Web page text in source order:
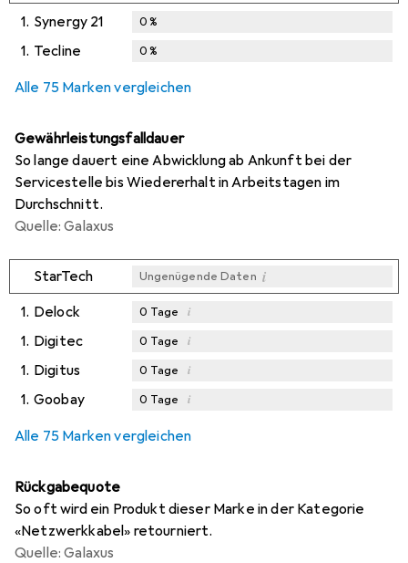
1. Synergy 21 0%
1. Tecline 0%
Alle 75 Marken vergleichen
Gewährleistungsfalldauer
So lange dauert eine Abwicklung ab Ankunft bei der
Servicestelle bis Wiedererhalt in Arbeitstagen im
Durchschnitt.
Quelle: Galaxus
StarTech Ungenügende Daten i
1. Delock 0 Tage i
1. Digitec 0 Tage i
1. Digitus 0 Tage i
1. Goobay 0 Tage i
Alle 75 Marken vergleichen
Rückgabequote
So oft wird ein Produkt dieser Marke in der Kategorie
«Netzwerkkabel» retourniert.
Quelle: Galaxus